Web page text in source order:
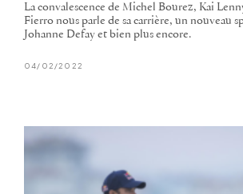
La convalescence de Michel Bourez, Kai
Fierro nous parle de sa carrière, un nouveau
Johanne Defay et bien plus encore.
04/02/2022